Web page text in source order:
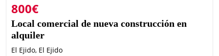
800€
Local comercial de nueva construcción en
alquiler
El Ejido, El Ejido